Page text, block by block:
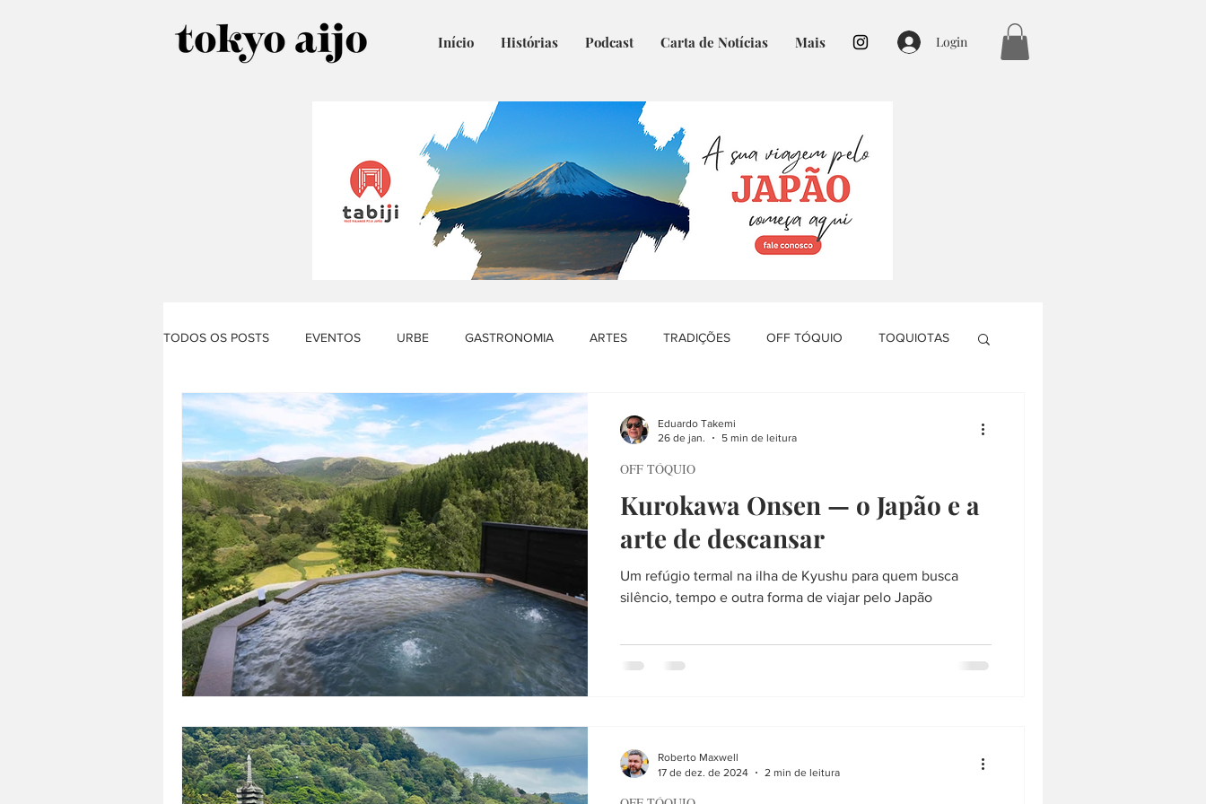
Início Histórias Podcast Carta de Notícias Mais Login
TODOS OS POSTS EVENTOS URBE GASTRONOMIA ARTES TRADIÇÕES OFF TÓQUIO TOQUIOTAS
DIVERSIDADE VÍDEO SOCIEDADE LITERATURA
JAPÃO NO BRASIL TRANSPORTE SERVIÇO PLANEJANDO A VIAGEM
DOCES E SOBREMESAS MULHERES HISTÓRIA TOKYO AIJO FÉ ENTREVISTA
ESTILO
Kurokawa Onsen — o Japão e a
arte de descansar
Um refúgio termal na ilha de Kyushu para quem busca
silêncio, tempo e outra forma de viajar pelo Japão
OFF TÓQUIO
Eduardo Takemi
26 de jan.
5 min de leitura
Roberto Maxwell
17 de dez. de 2024
2 min de leitura